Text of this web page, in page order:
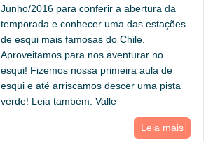
Junho/2016 para conferir a abertura da
temporada e conhecer uma das estações
de esqui mais famosas do Chile.
Aproveitamos para nos aventurar no
esqui! Fizemos nossa primeira aula de
esqui e até arriscamos descer uma pista
verde! Leia também: Valle
Leia mais